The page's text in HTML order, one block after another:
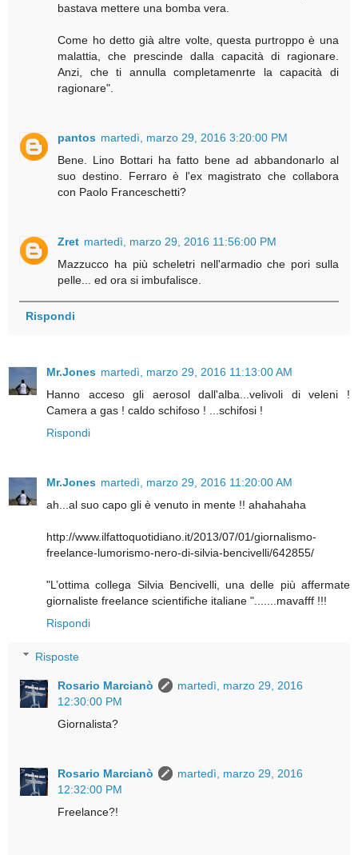
bastava mettere una bomba vera.
Come ho detto già altre volte, questa purtroppo è una
malattia, che prescinde dalla capacità di ragionare.
Anzi, che ti annulla completamenrte la capacità di
ragionare".
pantos martedì, marzo 29, 2016 3:20:00 PM
Bene. Lino Bottari ha fatto bene ad abbandonarlo al
suo destino. Ferraro è l'ex magistrato che collabora
con Paolo Franceschetti?
Zret martedì, marzo 29, 2016 11:56:00 PM
Mazzucco ha più scheletri nell'armadio che pori sulla
pelle... ed ora si imbufalisce.
Rispondi
Mr.Jones martedì, marzo 29, 2016 11:13:00 AM
Hanno acceso gli aerosol dall'alba...velivoli di veleni !
Camera a gas ! caldo schifoso ! ...schifosi !
Rispondi
Mr.Jones martedì, marzo 29, 2016 11:20:00 AM
ah...al suo capo gli è venuto in mente !! ahahahaha
http://www.ilfattoquotidiano.it/2013/07/01/giornalismo-
freelance-lumorismo-nero-di-silvia-bencivelli/642855/
"L’ottima collega Silvia Bencivelli, una delle più affermate
giornaliste freelance scientifiche italiane ".......mavafff !!!
Rispondi
Risposte
Rosario Marcianò
martedì, marzo 29, 2016
12:30:00 PM
Giornalista?
Rosario Marcianò
martedì, marzo 29, 2016
12:32:00 PM
Freelance?!